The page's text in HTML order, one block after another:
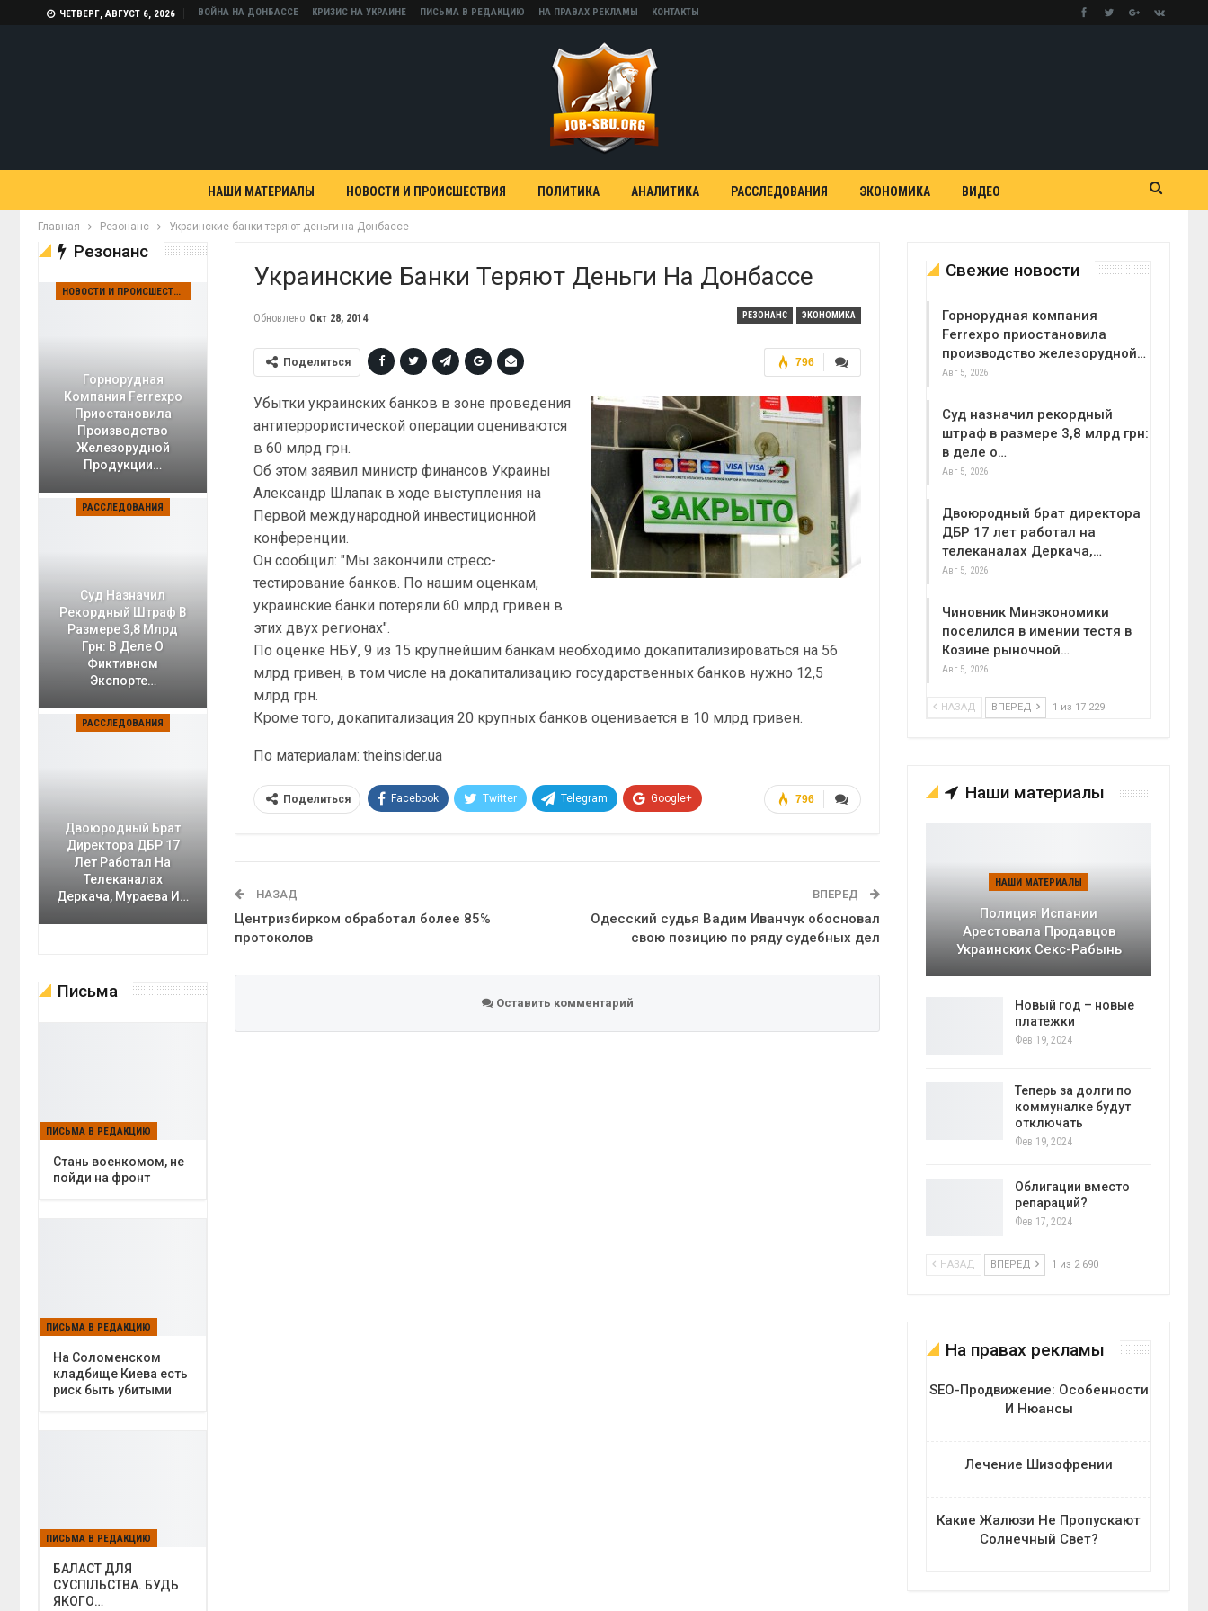
ЧЕТВЕРГ, АВГУСТ 6, 2026 ВОЙНА НА ДОНБАССЕ КРИЗИС НА УКРАИНЕ ПИСЬМА В РЕДАКЦИЮ НА ПРАВАХ РЕКЛАМЫ КОНТАКТЫ
НАШИ МАТЕРИАЛЫ НОВОСТИ И ПРОИСШЕСТВИЯ ПОЛИТИКА АНАЛИТИКА РАССЛЕДОВАНИЯ ЭКОНОМИКА ВИДЕО
Главная Резонанс Украинские банки теряют деньги на Донбассе
Украинские Банки Теряют Деньги На Донбассе
РЕЗОНАНС ЭКОНОМИКА
Обновлено Окт 28, 2014
796
Поделиться
Убытки украинских банков в зоне проведения
антитеррористической операции оцениваются
в 60 млрд грн.
Об этом заявил министр финансов Украины
Александр Шлапак в ходе выступления на
Первой международной инвестиционной
конференции.
Он сообщил: "Мы закончили стресс-
тестирование банков. По нашим оценкам,
украинские банки потеряли 60 млрд гривен в
этих двух регионах".
По оценке НБУ, 9 из 15 крупнейшим банкам необходимо докапитализироваться на 56
млрд гривен, в том числе на докапитализацию государственных банков нужно 12,5
млрд грн.
Кроме того, докапитализация 20 крупных банков оценивается в 10 млрд гривен.
По материалам: theinsider.ua
796
Поделиться Facebook Twitter Telegram Google+
НАЗАД
Центризбирком обработал более 85%
протоколов
ВПЕРЕД
Одесский судья Вадим Иванчук обосновал
свою позицию по ряду судебных дел
Оставить комментарий
Свежие новости
Горнорудная компания
Ferrexpo приостановила
производство железорудной…
Авг 5, 2026
Суд назначил рекордный
штраф в размере 3,8 млрд грн:
в деле о…
Авг 5, 2026
Двоюродный брат директора
ДБР 17 лет работал на
телеканалах Деркача,…
Авг 5, 2026
Чиновник Минэкономики
поселился в имении тестя в
Козине рыночной…
Авг 5, 2026
НАЗАД ВПЕРЕД 1 из 17 229
Наши материалы
НАШИ МАТЕРИАЛЫ
Полиция Испании
Арестовала Продавцов
Украинских Секс-Рабынь
Новый год – новые
платежки
Фев 19, 2024
Теперь за долги по
коммуналке будут
отключать
Фев 19, 2024
Облигации вместо
репараций?
Фев 17, 2024
НАЗАД ВПЕРЕД 1 из 2 690
На правах рекламы
SEO-Продвижение: Особенности
И Нюансы
Лечение Шизофрении
Какие Жалюзи Не Пропускают
Солнечный Свет?
Резонанс
НОВОСТИ И ПРОИСШЕСТВИЯ
Горнорудная
Компания Ferrexpo
Приостановила
Производство
Железорудной
Продукции…
РАССЛЕДОВАНИЯ
Суд Назначил
Рекордный Штраф В
Размере 3,8 Млрд
Грн: В Деле О
Фиктивном
Экспорте…
РАССЛЕДОВАНИЯ
Двоюродный Брат
Директора ДБР 17
Лет Работал На
Телеканалах
Деркача, Мураева И…
Письма
ПИСЬМА В РЕДАКЦИЮ
Cтань военкомом, не
пойди на фронт
ПИСЬМА В РЕДАКЦИЮ
На Соломенском
кладбище Киева есть
риск быть убитыми
ПИСЬМА В РЕДАКЦИЮ
БАЛАСТ ДЛЯ
СУСПІЛЬСТВА. БУДЬ
ЯКОГО…